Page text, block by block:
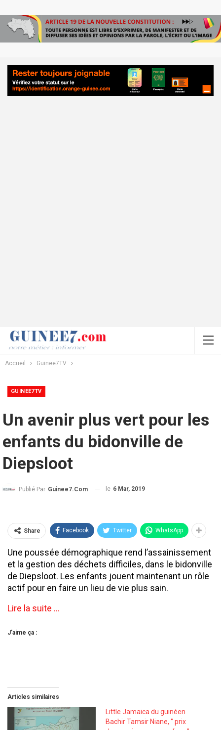
Accueil Guinee7TV
GUINEE7TV
Un avenir plus vert pour les
enfants du bidonville de
Diepsloot
Publié Par Guinee7.com le 6 Mar, 2019
Share Facebook Twitter WhatsApp
Une poussée démographique rend l’assainissement
et la gestion des déchets difficiles, dans le bidonville
de Diepsloot. Les enfants jouent maintenant un rôle
actif pour en faire un lieu de vie plus sain.
Lire la suite …
J’aime ça :
Articles similaires
Little Jamaica du guinéen
Bachir Tamsir Niane, ‘’ prix